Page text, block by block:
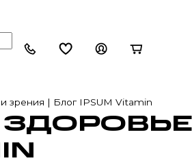
зрения | Блог IPSUM Vitamin